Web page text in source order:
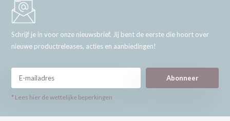
Schrijf je in voor onze nieuwsbrief. Jij bent de eerste die hoort over
nieuwe productreleases, acties en aanbiedingen!
Abonneer
* Lees hier de wettelijke beperkingen